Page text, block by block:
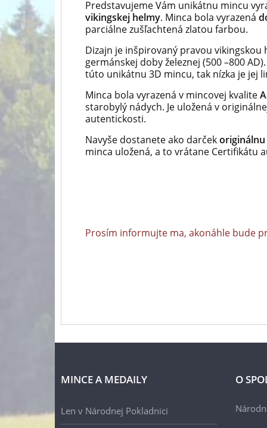
Predstavujeme Vám unikátnu mincu
vikingskej helmy. Minca bola vyrazená
parciálne zušľachtená zlatou farbou.
Dizajn je inšpirovaný pravou
germánskej doby železnej (500 –800 AD).
túto unikátnu 3D mincu, tak nízka je jej
Minca bola vyrazená v mincovej kvalite
starobylý nádych. Je uložená v
autentickosti.
Navyše dostanete ako darček
minca uložená, a to vrátane Certifikátu
Prosím informujte ma, akonáhle bude
MINCE A MEDAILY
Len v Národnej Pokladnici
O